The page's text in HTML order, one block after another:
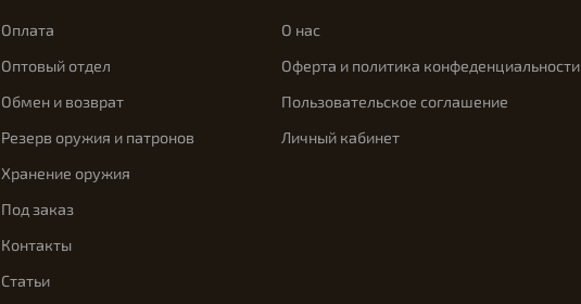
Оплата
Оптовый отдел
Обмен и возврат
Резерв оружия и патронов
Хранение оружия
Под заказ
Контакты
Статьи
О нас
Оферта и политика конфеденциальности
Пользовательское соглашение
Личный кабинет